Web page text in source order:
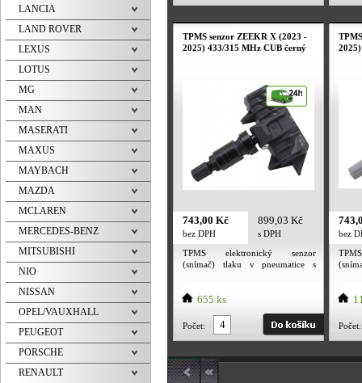
315 MHz. Tpms senzor obsahuje
více.
315
více.
TPMS senzor ZEEKR X (2023 -
2025) 433/315 MHz CUB černý
743,00 Kč
bez DPH
899,03 Kč
s DPH
TPMS elektronický senzor
(snímač) tlaku v pneumatice s
Nm. Utahovací moment šroubku 2
alu kola i plechové disky.
Frekvence senzoru dle evropské
normy 433MHZ. Tpms senzor
obsahuje baterii PANASONIC.
Deklarovaná výdrž baterie
výrobcem 7 let. Párování senzoru
655 ks
Počet:
bez
Nm.
alu
Počet:
LANCIA
LAND ROVER
LEXUS
LOTUS
MG
MAN
MASERATI
MAXUS
MAYBACH
MAZDA
MCLAREN
MERCEDES-BENZ
MITSUBISHI
NIO
NISSAN
OPEL/VAUXHALL
PEUGEOT
PORSCHE
RENAULT